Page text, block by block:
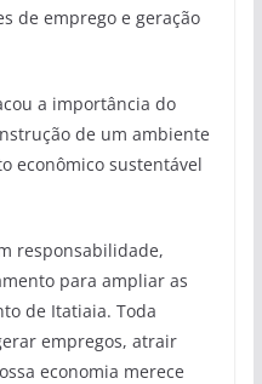
de emprego e geração
a importância do
de um ambiente
econômico sustentável
responsabilidade,
para ampliar as
de Itatiaia. Toda
empregos, atrair
economia merece